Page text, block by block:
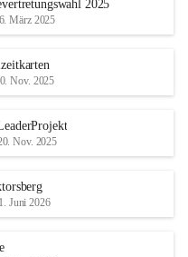
2025
März 2025
Nov. 2025
Nov. 2025
1. Juni 2026